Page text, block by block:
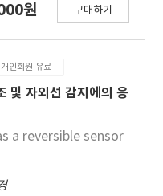
the leaf length
than other
for the fresh and
Dry weights at 28
significantly
The leaf area was
the BUV treatment.
of the 28 day-old
류수와 상업용 절화보
하였고, 봄철과 여름철
으로 생장상의 환경을
중 수확 후부터 경매
이 꽃의 크 기가 크고,
았다. 경매 후 상대 생
함량 등은 봄철이 높
따른 절화 품질은 처리
원 구매하기
인회원 유료
및 자외선 감지에의 응
a reversible sensor